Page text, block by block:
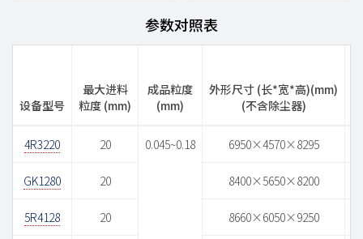
参数对照表
设备型号
最大进料
粒度 (mm)
成品粒度
(mm)
外形尺寸 (长*宽*高)(mm)
(不含除尘器)
4R3220 20 0.045~0.18 6950×4570×8295
GK1280 20 8400×5650×8200
5R4128 20 8660×6050×9250